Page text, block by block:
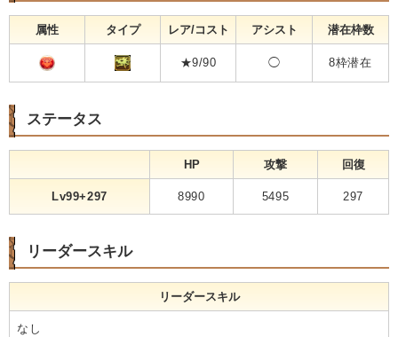
属性 タイプ レア/コスト アシスト 潜在枠数
★9/90 ◯ 8枠潜在
ステータス
HP 攻撃 回復
Lv99+297 8990 5495 297
リーダースキル
リーダースキル
なし